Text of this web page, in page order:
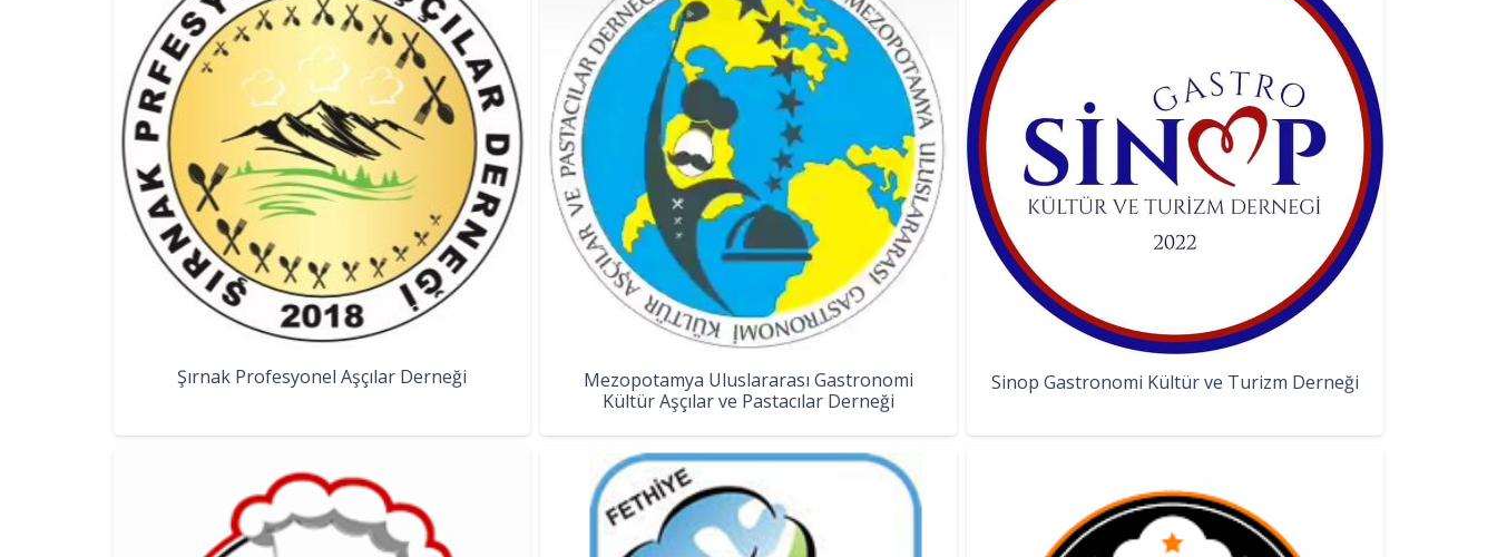
Şırnak Profesyonel Aşçılar Derneği
Mezopotamya Uluslararası Gastronomi
Kültür Aşçılar ve Pastacılar Derneği
Sinop Gastronomi Kültür ve Turizm Derneği